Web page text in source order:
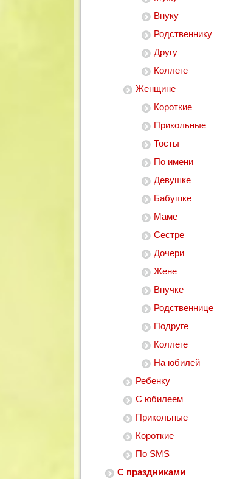
Внуку
Родственнику
Другу
Коллеге
Женщине
Короткие
Прикольные
Тосты
По имени
Девушке
Бабушке
Маме
Сестре
Дочери
Жене
Внучке
Родственнице
Подруге
Коллеге
На юбилей
Ребенку
С юбилеем
Прикольные
Короткие
По SMS
С праздниками